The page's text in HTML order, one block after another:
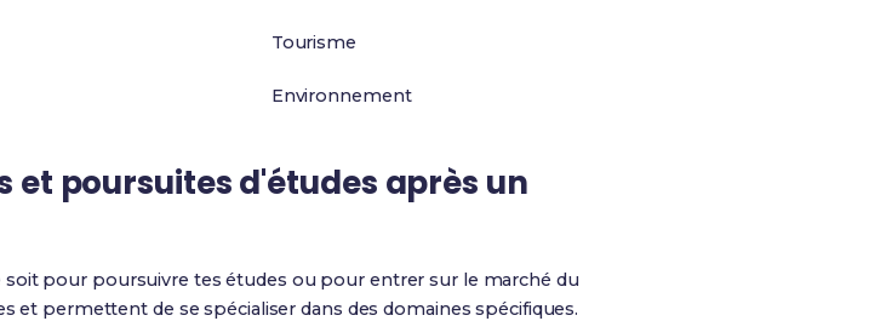
Tourisme
Environnement
et poursuites d'études après un
pour poursuivre tes études ou pour entrer sur le marché du
et permettent de se spécialiser dans des domaines spécifiques.